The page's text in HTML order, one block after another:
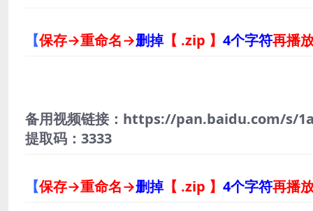
【保存→重命名→删掉【 .zip 】 4个字符再播
备用视频链接：https://pan.baidu.com/s/
提取码：3333
【保存→重命名→删掉【 .zip 】 4个字符再播